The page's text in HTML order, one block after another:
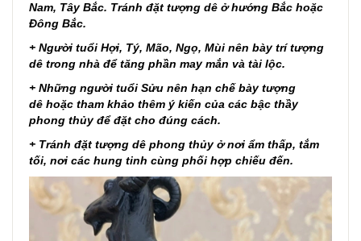
Nam, Tây Bắc. Tránh đặt tượng dê ở hướng Bắc hoặc
Đông Bắc.
+ Người tuổi Hợi, Tý, Mão, Ngọ, Mùi nên bày trí tượng
dê trong nhà để tăng phần may mắn và tài lộc.
+ Những người tuổi Sửu nên hạn chế bày tượng
dê hoặc tham khảo thêm ý kiến của các bậc thầy
phong thủy để đặt cho đúng cách.
+ Tránh đặt tượng dê phong thủy ở nơi ẩm thấp, tắm
tối, nơi các hung tinh cùng phối hợp chiếu đến.